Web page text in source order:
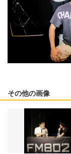
その他の画像